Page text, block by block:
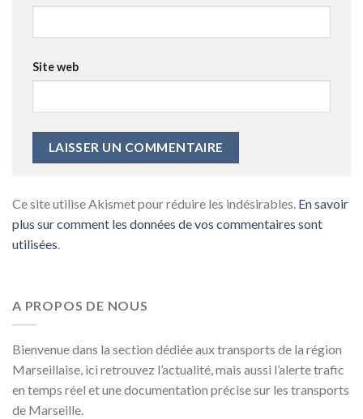
Site web
Ce site utilise Akismet pour réduire les indésirables. En savoir
plus sur comment les données de vos commentaires sont
utilisées
A PROPOS DE NOUS
Bienvenue dans la section dédiée aux transports de la région
Marseillaise, ici retrouvez l’actualité, mais aussi l’alerte trafic
en temps réel et une documentation précise sur les transports
de Marseille.